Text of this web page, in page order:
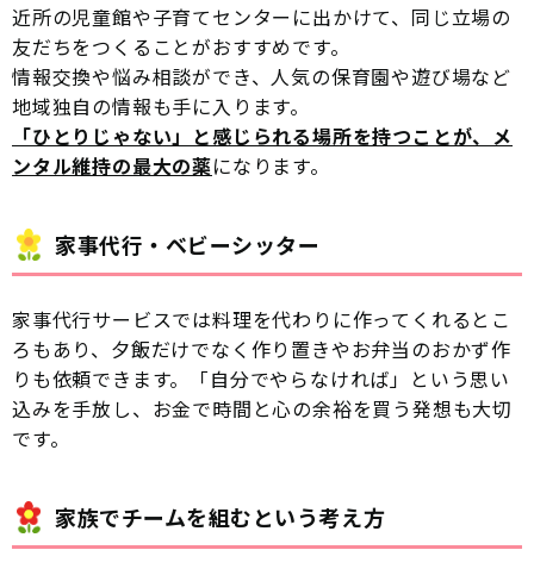
近所の児童館や子育てセンターに出かけて、同じ立場の
友だちをつくることがおすすめです。
情報交換や悩み相談ができ、人気の保育園や遊び場など
地域独自の情報も手に入ります。
「ひとりじゃない」と感じられる場所を持つことが、メ
ンタル維持の最大の薬になります。
家事代行・ベビーシッター
家事代行サービスでは料理を代わりに作ってくれるとこ
ろもあり、夕飯だけでなく作り置きやお弁当のおかず作
りも依頼できます。「自分でやらなければ」という思い
込みを手放し、お金で時間と心の余裕を買う発想も大切
です。
家族でチームを組むという考え方